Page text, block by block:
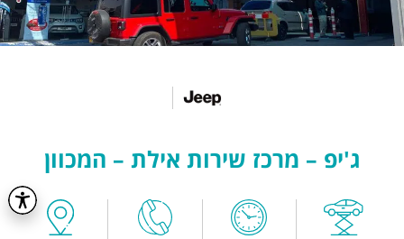
ג'יפ – מרכז שירות אילת – המכוון